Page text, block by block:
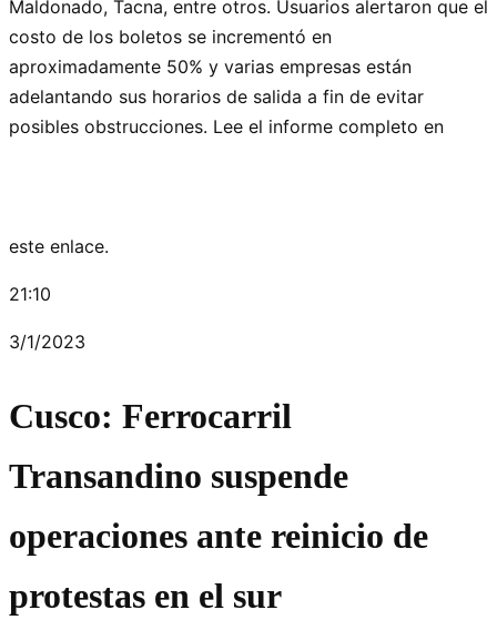
Maldonado, Tacna, entre otros. Usuarios alertaron que el
costo de los boletos se incrementó en
aproximadamente 50% y varias empresas están
adelantando sus horarios de salida a fin de evitar
posibles obstrucciones. Lee el informe completo en
este enlace.
21:10
3/1/2023
Cusco: Ferrocarril
Transandino suspende
operaciones ante reinicio de
protestas en el sur